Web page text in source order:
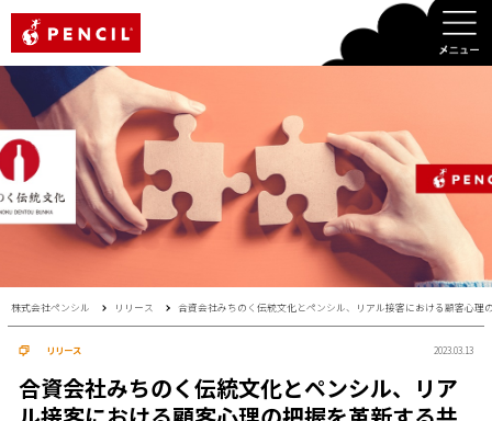
株式会社ペンシル リリース 合資会社みちのく伝統文化とペンシル、リアル接客における顧客心理
リリース 2023.03.13
合資会社みちのく伝統文化とペンシル、リア